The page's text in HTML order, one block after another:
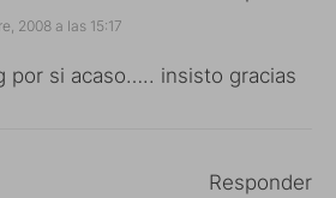
2008 a las 15:17
por si acaso….. insisto gracias
Responder